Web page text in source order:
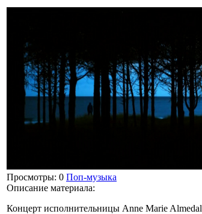
Просмотры: 0 Поп-музыка
Описание материала:
Концерт исполнительницы Anne Marie